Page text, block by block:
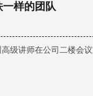
样的团队
级讲师在公司二楼会